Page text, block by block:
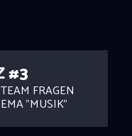
#3
FRAGEN
"MUSIK"